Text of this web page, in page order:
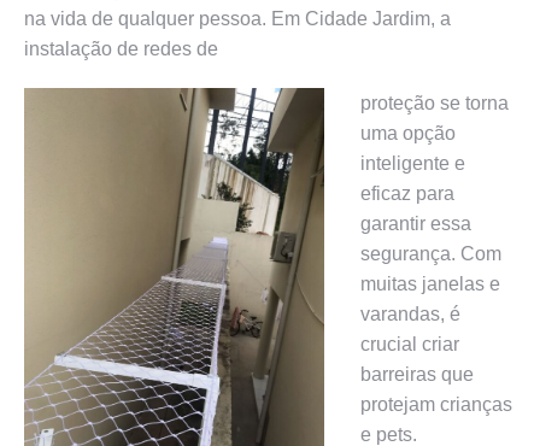
na vida de qualquer pessoa. Em Cidade Jardim, a
instalação de redes de
proteção se torna
uma opção
inteligente e
eficaz para
garantir essa
segurança. Com
muitas janelas e
varandas, é
crucial criar
barreiras que
protejam crianças
e pets.